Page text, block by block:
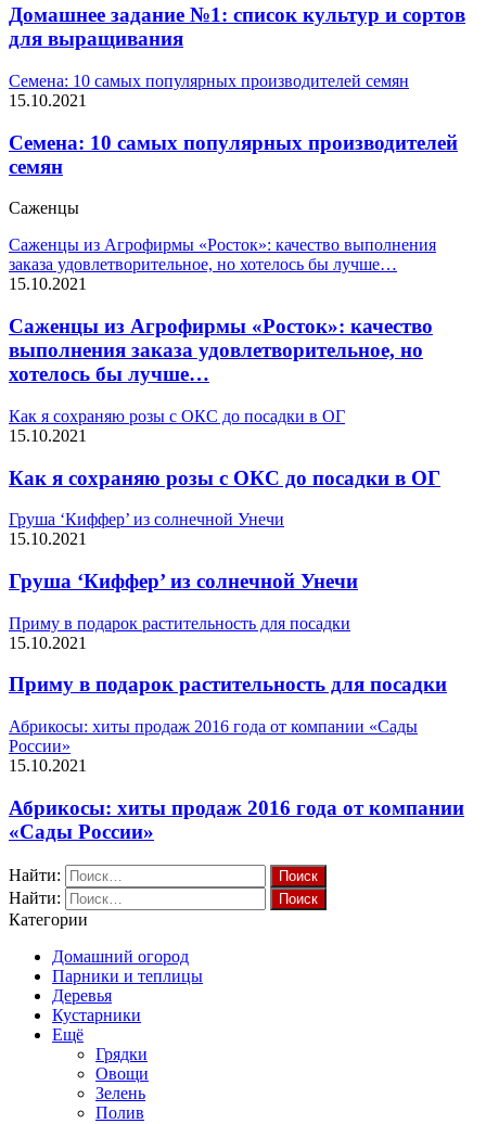
Домашнее задание №1: список культур и сортов
для выращивания
Семена: 10 самых популярных производителей семян
15.10.2021
Семена: 10 самых популярных производителей
семян
Саженцы
Саженцы из Агрофирмы «Росток»: качество выполнения
заказа удовлетворительное, но хотелось бы лучше…
15.10.2021
Саженцы из Агрофирмы «Росток»: качество
выполнения заказа удовлетворительное, но
хотелось бы лучше…
Как я сохраняю розы с ОКС до посадки в ОГ
15.10.2021
Как я сохраняю розы с ОКС до посадки в ОГ
Груша ‘Киффер’ из солнечной Унечи
15.10.2021
Груша ‘Киффер’ из солнечной Унечи
Приму в подарок растительность для посадки
15.10.2021
Приму в подарок растительность для посадки
Абрикосы: хиты продаж 2016 года от компании «Сады
России»
15.10.2021
Абрикосы: хиты продаж 2016 года от компании
«Сады России»
Найти:
Найти:
Категории
Домашний огород
Парники и теплицы
Деревья
Кустарники
Ещё
Грядки
Овощи
Зелень
Полив